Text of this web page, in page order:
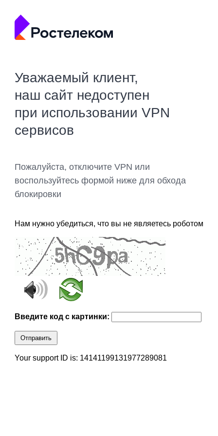
Уважаемый клиент,
наш сайт недоступен
при использовании VPN
сервисов
Пожалуйста, отключите VPN или
воспользуйтесь формой ниже для обхода
блокировки
Нам нужно убедиться, что вы не являетесь роботом
Введите код с картинки:
Отправить
Your support ID is: 14141199131977289081